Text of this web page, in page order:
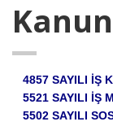
4857 SAYILI İŞ
5521 SAYILI İŞ
5502 SAYILI